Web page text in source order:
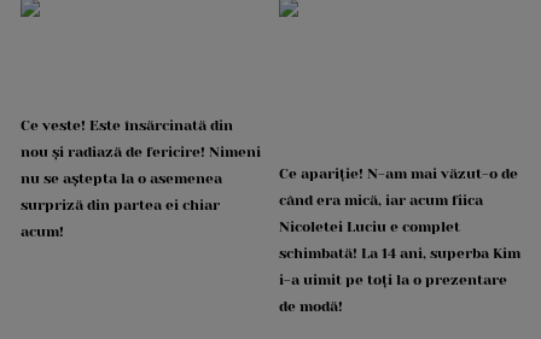
Ce veste! Este însărcinată din
nou și radiază de fericire! Nimeni
nu se aștepta la o asemenea
surpriză din partea ei chiar
acum!
Ce apariție! N-am mai văzut-o de
când era mică, iar acum fiica
Nicoletei Luciu e complet
schimbată! La 14 ani, superba Kim
i-a uimit pe toți la o prezentare
de modă!